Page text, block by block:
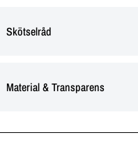
Skötselråd
Material & Transparens